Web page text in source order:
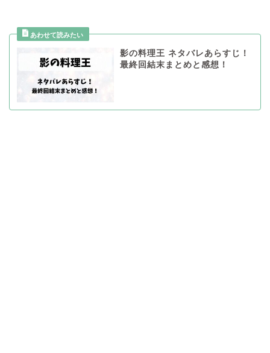
影の料理王 ネタバレあらすじ！
最終回結末まとめと感想！